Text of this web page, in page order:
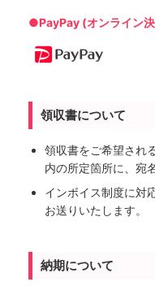
●PayPay (オンライン
領収書について
領収書をご希望され
内の所定箇所に、宛
インボイス制度に対
お送りいたします。
納期について